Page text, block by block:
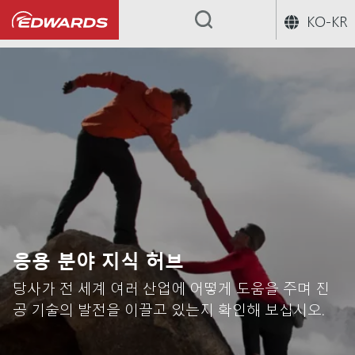
KO-KR
...
응용 분야 지식 허브
당사가 전 세계 여러 산업에 어떻게 도움을 주며 진
공 기술의 발전을 이끌고 있는지 확인해 보십시오.